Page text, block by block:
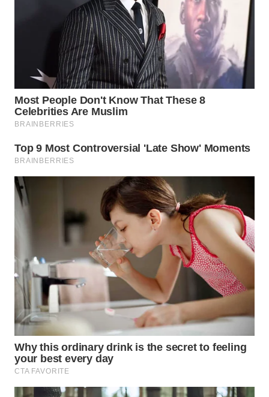
SUMEDANG
WN
CIANJUR
WN
KEPULAUAN
TANGERANG
BINJAI
WN
CIREBON
WN
INDRAMAYU
KUNINGAN